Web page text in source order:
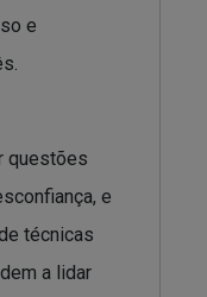
e
questões
e
técnicas
a lidar